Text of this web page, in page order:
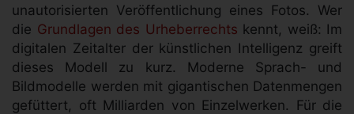
unautorisierten Veröffentlichung eines Fotos. Wer
die Grundlagen des Urheberrechts kennt, weiß: Im
digitalen Zeitalter der künstlichen Intelligenz greift
dieses Modell zu kurz. Moderne Sprach- und
Bildmodelle werden mit gigantischen Datenmengen
gefüttert, oft Milliarden von Einzelwerken. Für die